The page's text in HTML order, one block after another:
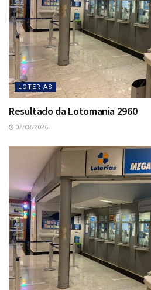
LOTERIAS
Resultado da Lotomania 2960
07/08/2026